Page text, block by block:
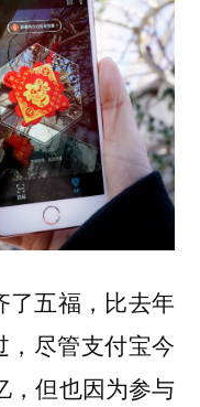
了五福，比去年
，尽管支付宝今
，但也因为参与